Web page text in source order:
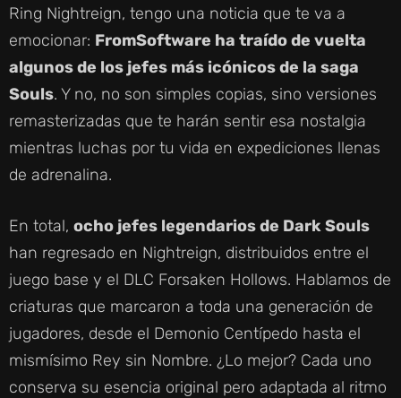
Ring Nightreign, tengo una noticia que te va a
emocionar: FromSoftware ha traído de vuelta
algunos de los jefes más icónicos de la saga
Souls. Y no, no son simples copias, sino versiones
remasterizadas que te harán sentir esa nostalgia
mientras luchas por tu vida en expediciones llenas
de adrenalina.
En total, ocho jefes legendarios de Dark Souls
han regresado en Nightreign, distribuidos entre el
juego base y el DLC Forsaken Hollows. Hablamos de
criaturas que marcaron a toda una generación de
jugadores, desde el Demonio Centípedo hasta el
mismísimo Rey sin Nombre. ¿Lo mejor? Cada uno
conserva su esencia original pero adaptada al ritmo